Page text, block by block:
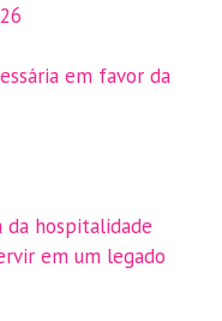
em favor da
hospitalidade
em um legado